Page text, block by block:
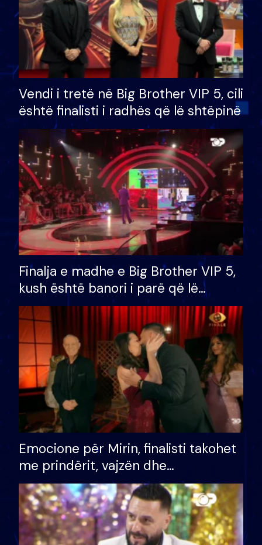
Vendi i tretë në Big Brother VIP 5, cili
është finalisti i radhës që lë shtëpinë
Finalja e madhe e Big Brother VIP 5,
kush është banori i parë që lë
shtëpinë dhe humb mundësinë për
të fituar çmimin e madh
Emocione për Mirin, finalisti takohet
me prindërit, vajzën dhe
bashkëshorten: S’kemi ndonjë letër
divorci apo jo?